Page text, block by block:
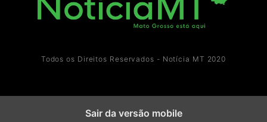
Todos os Direitos Reservados - Notícia MT 2020
Sair da versão mobile